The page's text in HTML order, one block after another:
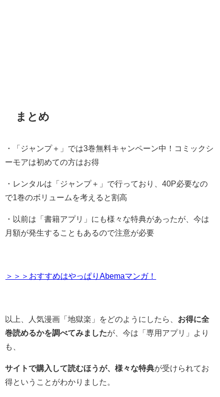
まとめ
・「ジャンプ＋」では3巻無料キャンペーン中！コミックシ
ーモアは初めての方はお得
・レンタルは「ジャンプ＋」で行っており、40P必要なの
で1巻のボリュームを考えると割高
・以前は「書籍アプリ」にも様々な特典があったが、今は
月額が発生することもあるので注意が必要
＞＞＞おすすめはやっぱりAbemaマンガ！
以上、人気漫画「地獄楽」をどのようにしたら、 お得に全
巻読めるかを調べてみましたが、今は「専用アプリ」より
も、
サイトで購入して読むほうが、様々な特典が受けられてお
得ということがわかりました。